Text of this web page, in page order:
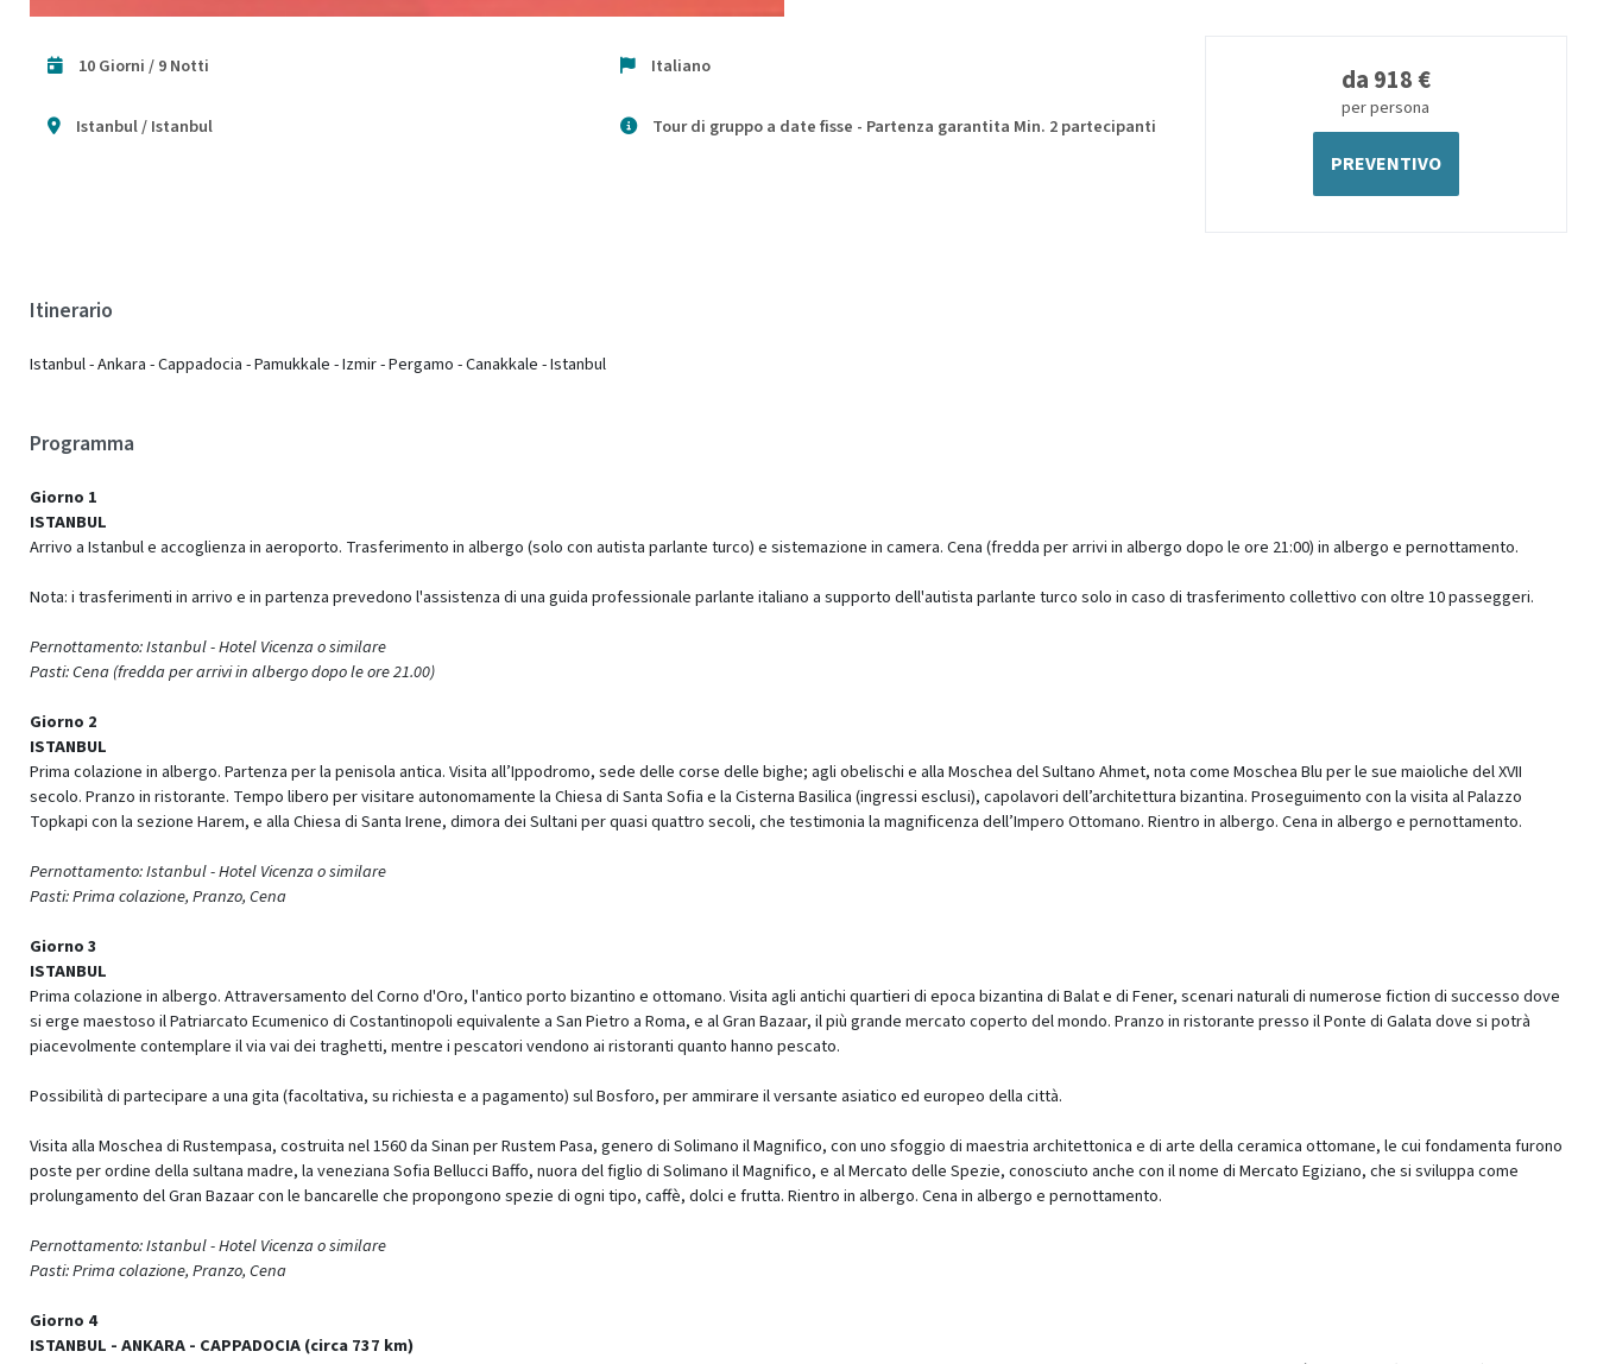
10 Giorni / 9 Notti Italiano
Istanbul / Istanbul Tour di gruppo a date fisse - Partenza garantita Min. 2 partecipanti
da 918 €
per persona
PREVENTIVO
Itinerario
Istanbul - Ankara - Cappadocia - Pamukkale - Izmir - Pergamo - Canakkale - Istanbul
Programma
Giorno 1
ISTANBUL
Arrivo a Istanbul e accoglienza in aeroporto. Trasferimento in albergo (solo con autista parlante turco) e sistemazione in camera. Cena (fredda per arrivi in albergo dopo le ore 21:00) in albergo e pernottamento.
Nota: i trasferimenti in arrivo e in partenza prevedono l'assistenza di una guida professionale parlante italiano a supporto dell'autista parlante turco solo in caso di trasferimento collettivo con oltre 10 passeggeri.
Pernottamento: Istanbul - Hotel Vicenza o similare
Pasti: Cena (fredda per arrivi in albergo dopo le ore 21.00)
Giorno 2
ISTANBUL
Prima colazione in albergo. Partenza per la penisola antica. Visita all’Ippodromo, sede delle corse delle bighe; agli obelischi e alla Moschea del Sultano Ahmet, nota come Moschea Blu per le sue maioliche del XVII
secolo. Pranzo in ristorante. Tempo libero per visitare autonomamente la Chiesa di Santa Sofia e la Cisterna Basilica (ingressi esclusi), capolavori dell’architettura bizantina. Proseguimento con la visita al Palazzo
Topkapi con la sezione Harem, e alla Chiesa di Santa Irene, dimora dei Sultani per quasi quattro secoli, che testimonia la magnificenza dell’Impero Ottomano. Rientro in albergo. Cena in albergo e pernottamento.
Pernottamento: Istanbul -Hotel Vicenza o similare
Pasti: Prima colazione, Pranzo, Cena
Giorno 3
ISTANBUL
Prima colazione in albergo. Attraversamento del Corno d'Oro, l'antico porto bizantino e ottomano. Visita agli antichi quartieri di epoca bizantina di Balat e di Fener, scenari naturali di numerose fiction di successo dove
si erge maestoso il Patriarcato Ecumenico di Costantinopoli equivalente a San Pietro a Roma, e al Gran Bazaar, il più grande mercato coperto del mondo. Pranzo in ristorante presso il Ponte di Galata dove si potrà
piacevolmente contemplare il via vai dei traghetti, mentre i pescatori vendono ai ristoranti quanto hanno pescato.
Possibilità di partecipare a una gita (facoltativa, su richiesta e a pagamento) sul Bosforo, per ammirare il versante asiatico ed europeo della città.
Visita alla Moschea di Rustempasa, costruita nel 1560 da Sinan per Rustem Pasa, genero di Solimano il Magnifico, con uno sfoggio di maestria architettonica e di arte della ceramica ottomane, le cui fondamenta furono
poste per ordine della sultana madre, la veneziana Sofia Bellucci Baffo, nuora del figlio di Solimano il Magnifico, e al Mercato delle Spezie, conosciuto anche con il nome di Mercato Egiziano, che si sviluppa come
prolungamento del Gran Bazaar con le bancarelle che propongono spezie di ogni tipo, caffè, dolci e frutta. Rientro in albergo. Cena in albergo e pernottamento.
Pernottamento: Istanbul -Hotel Vicenza o similare
Pasti: Prima colazione, Pranzo, Cena
Giorno 4
ISTANBUL - ANKARA - CAPPADOCIA (circa 737 km)